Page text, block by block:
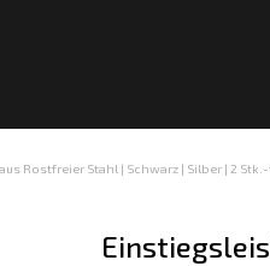
Rostfreier Stahl | Schwarz | Silber | 2